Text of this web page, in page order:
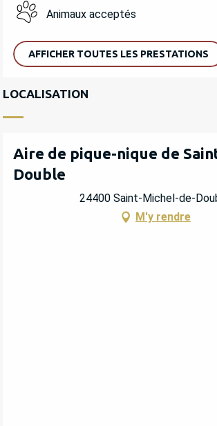
Animaux acceptés
AFFICHER TOUTES LES PRESTATIONS
LOCALISATION
Aire de pique-nique de
Double
24400 Saint-Michel-de-
M'y rendre